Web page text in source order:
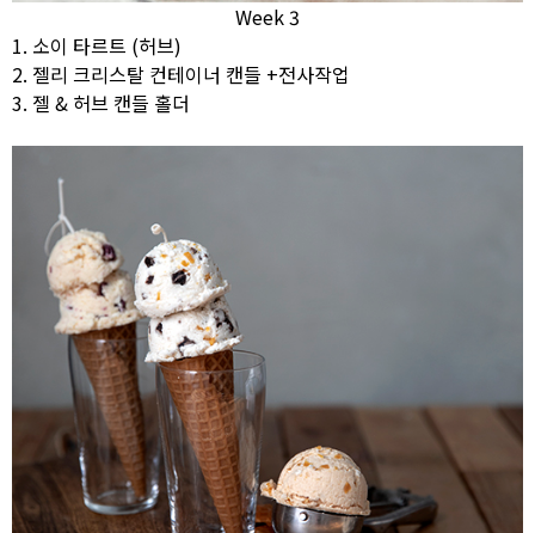
Week 3
1. 소이 타르트 (허브)
2. 젤리 크리스탈 컨테이너 캔들 +전사작업
3. 젤 & 허브 캔들 홀더